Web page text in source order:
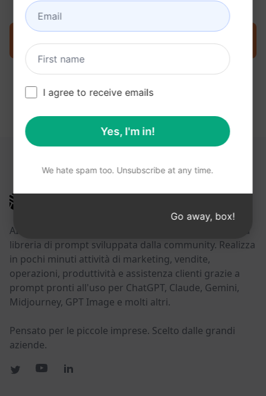
Provate subito il prompt su ChatGPT
AIPRM è uno strumento di gestione dei prompt e una
libreria di prompt sviluppata dalla community. Realizza
in pochi minuti attività di marketing, vendite,
operazioni, produttività e assistenza clienti grazie a
prompt pronti all'uso per ChatGPT, Claude, Gemini,
Midjourney, GPT Image e molti altri.
Pensato per le piccole imprese. Scelto dalle grandi
aziende.
I agree to receive emails
Yes, I'm in!
We hate spam too. Unsubscribe at any time.
Go away, box!